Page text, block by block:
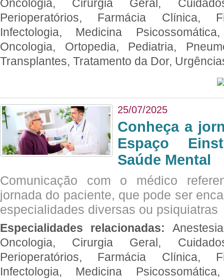
Oncologia, Cirurgia Geral,
Perioperatórios, Farmácia Clínica,
Infectologia, Medicina
Oncologia, Ortopedia, Pediatria,
Transplantes, Tratamento da Dor,
25/07/2025
Conheça a
Espaço
Saúde Mental
Comunicação com o médico
jornada do paciente, que pode ser
especialidades diversas ou psiquiatras
Especialidades relacionadas:
Oncologia, Cirurgia Geral,
Perioperatórios, Farmácia Clínica,
Infectologia, Medicina